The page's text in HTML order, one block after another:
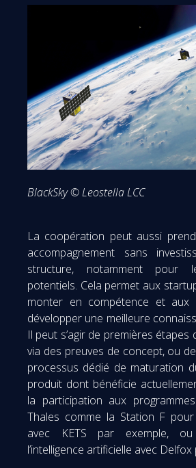
BlackSky © Leostella LCC
La coopération peut aussi
accompagnement sans
structure, notamment pour
potentiels. Cela permet aux
monter en compétence et aux
développer une meilleure
Il peut s’agir de premières étapes
via des preuves de concept, ou de
processus dédié de maturation
produit dont bénéficie
la participation aux
Thales comme la Station F
avec KETS par exemple,
l’intelligence artificielle avec